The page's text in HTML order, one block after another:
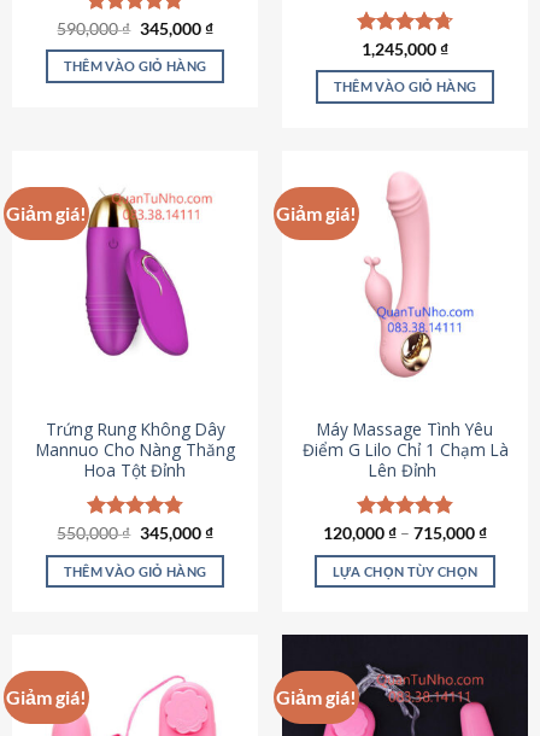
Được xếp
hạng4.79
5 sao
590,000₫ Giá
là:
590,000 ₫.
345,000₫Giá
tại
345,000 ₫.
THÊM VÀO GIỎ HÀNG
Được xếp
hạng4.73
5 sao
1,245,000₫
THÊM VÀO GIỎ HÀNG
Giảm giá!
Trứng Rung Không Dây
Mannuo Cho Nàng Thăng
Hoa Tột Đỉnh
Được xếp
hạng4.81
5 sao
550,000₫ Giá
là:
550,000 ₫.
345,000₫Giá
tại
THÊM VÀO GIỎ HÀNG
Giảm giá!
Máy Massage Tình Yêu
Điểm G Lilo Chỉ 1 Chạm Là
Lên Đỉnh
Được xếp
hạng4.85
5 sao
120,000₫ – 715,000₫
LỰA CHỌN TÙY CHỌN
có
nhiều
biến
Giảm giá! Giảm giá!